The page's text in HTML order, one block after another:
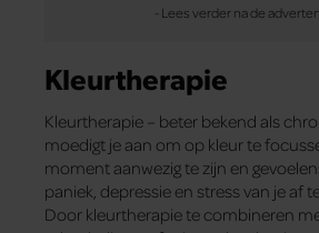
Kleurtherapie
Kleurtherapie – beter bekend als
moedigt je aan om op kleur te
moment aanwezig te zijn en
paniek, depressie en stress van je af
Door kleurtherapie te combineren